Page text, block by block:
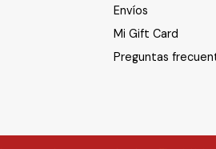
Envíos
Mi Gift Card
Preguntas